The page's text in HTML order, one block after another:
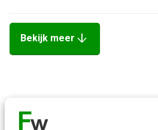
Bekijk meer arrow_downward